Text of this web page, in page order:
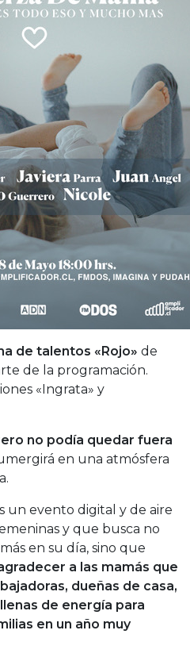
de talentos «Rojo» de
de la programación.
«Ingrata» y
no podía quedar fuera
en una atmósfera
un evento digital y de aire
y que busca no
en su día, sino que
a las mamás que
dueñas de casa,
de energía para
en un año muy